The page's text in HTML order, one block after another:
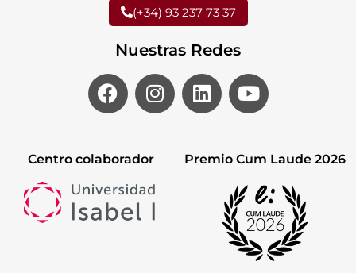
(+34) 93 237 73 37
Nuestras Redes
Centro colaborador Premio Cum Laude 2026